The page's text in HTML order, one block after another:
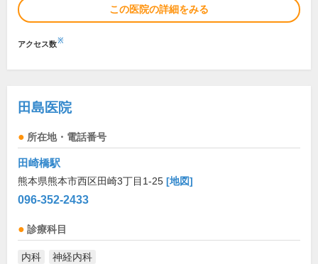
この医院の詳細をみる
アクセス数※
田島医院
所在地・電話番号
田崎橋駅
熊本県熊本市西区田崎3丁目1-25 [地図]
096-352-2433
診療科目
内科 神経内科